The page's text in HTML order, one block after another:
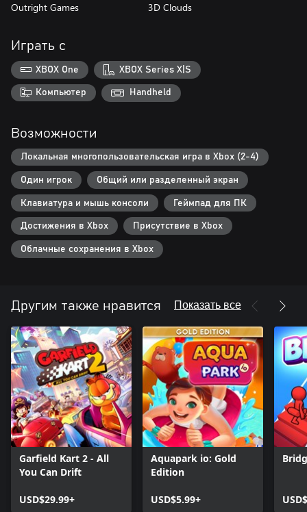
В игре простое управление. Специально для самых маленьких
режим. Он помогут детям освоиться в их первой видеоигре. Но
«Ryan и его гонки» не только для малышей – их полюбят
водители любых возрастов. Поднимись на вершину рейтинга в
режиме карьеры или проносись мимо своих друзей в совместном
режиме для 2 – 4 игроков! Весело будет в любом случае! Ты
сможешь первым пересечь финишную черту?
Outright Games 3D Clouds
Играть с
XBOX One XBOX Series X|S
Компьютер Handheld
Возможности
Локальная многопользовательская игра в Xbox (2-4)
Один игрок Общий или разделенный экран
Клавиатура и мышь консоли Геймпад для ПК
Достижения в Xbox Присутствие в Xbox
Облачные сохранения в Xbox
Другим также нравится Показать все
Garfield Kart 2 - All
You Can Drift
USD$29.99+
Aquapark io: Gold
Edition
USD$5.99+